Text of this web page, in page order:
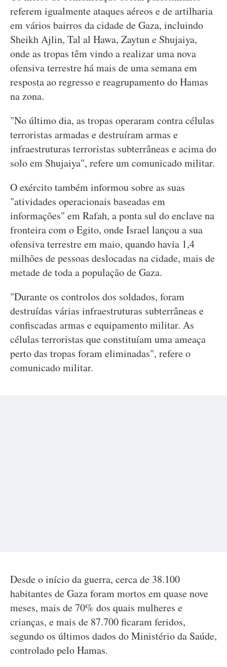
referem igualmente ataques aéreos e de artilharia
em vários bairros da cidade de Gaza, incluindo
Sheikh Ajlin, Tal al Hawa, Zaytun e Shujaiya,
onde as tropas têm vindo a realizar uma nova
ofensiva terrestre há mais de uma semana em
resposta ao regresso e reagrupamento do Hamas
na zona.
"No último dia, as tropas operaram contra células
terroristas armadas e destruíram armas e
infraestruturas terroristas subterrâneas e acima do
solo em Shujaiya", refere um comunicado militar.
O exército também informou sobre as suas
"atividades operacionais baseadas em
informações" em Rafah, a ponta sul do enclave na
fronteira com o Egito, onde Israel lançou a sua
ofensiva terrestre em maio, quando havia 1,4
milhões de pessoas deslocadas na cidade, mais de
metade de toda a população de Gaza.
"Durante os controlos dos soldados, foram
destruídas várias infraestruturas subterrâneas e
confiscadas armas e equipamento militar. As
células terroristas que constituíam uma ameaça
perto das tropas foram eliminadas", refere o
comunicado militar.
Desde o início da guerra, cerca de 38.100
habitantes de Gaza foram mortos em quase nove
meses, mais de 70% dos quais mulheres e
crianças, e mais de 87.700 ficaram feridos,
segundo os últimos dados do Ministério da Saúde,
controlado pelo Hamas.